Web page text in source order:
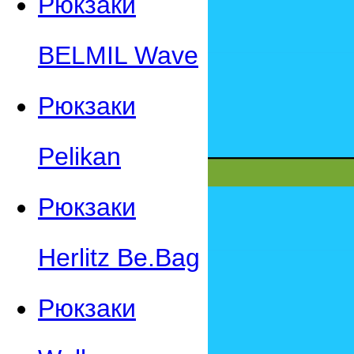
BELMIL Wave
Рюкзаки
Pelikan
Рюкзаки
Herlitz Be.Bag
Рюкзаки